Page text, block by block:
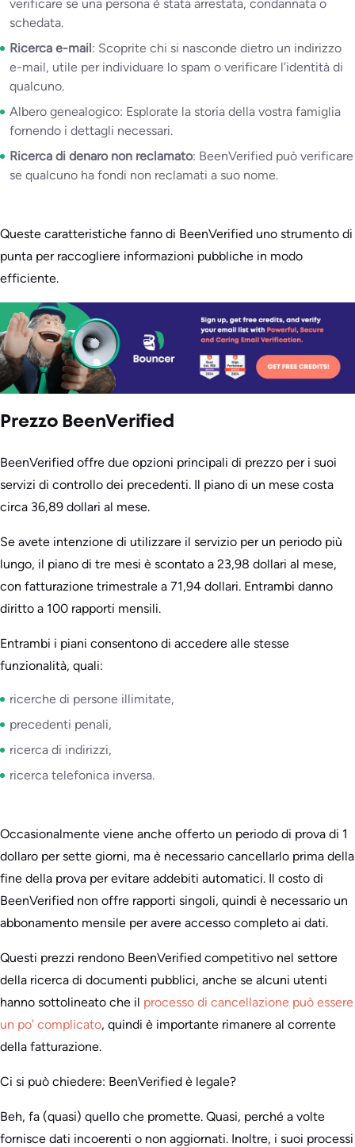
verificare se una persona è stata arrestata, condannata o
schedata.
Ricerca e-mail: Scoprite chi si nasconde dietro un indirizzo
e-mail, utile per individuare lo spam o verificare l’identità di
qualcuno.
Albero genealogico: Esplorate la storia della vostra famiglia
fornendo i dettagli necessari.
Ricerca di denaro non reclamato: BeenVerified può verificare
se qualcuno ha fondi non reclamati a suo nome.
Queste caratteristiche fanno di BeenVerified uno strumento di
punta per raccogliere informazioni pubbliche in modo
efficiente.
Prezzo BeenVerified
BeenVerified offre due opzioni principali di prezzo per i suoi
servizi di controllo dei precedenti. Il piano di un mese costa
circa 36,89 dollari al mese.
Se avete intenzione di utilizzare il servizio per un periodo più
lungo, il piano di tre mesi è scontato a 23,98 dollari al mese,
con fatturazione trimestrale a 71,94 dollari. Entrambi danno
diritto a 100 rapporti mensili.
Entrambi i piani consentono di accedere alle stesse
funzionalità, quali:
ricerche di persone illimitate,
precedenti penali,
ricerca di indirizzi,
ricerca telefonica inversa.
Occasionalmente viene anche offerto un periodo di prova di 1
dollaro per sette giorni, ma è necessario cancellarlo prima della
fine della prova per evitare addebiti automatici. Il costo di
BeenVerified non offre rapporti singoli, quindi è necessario un
abbonamento mensile per avere accesso completo ai dati.
Questi prezzi rendono BeenVerified competitivo nel settore
della ricerca di documenti pubblici, anche se alcuni utenti
hanno sottolineato che il processo di cancellazione può essere
un po’ complicato, quindi è importante rimanere al corrente
della fatturazione.
Ci si può chiedere: BeenVerified è legale?
Beh, fa (quasi) quello che promette. Quasi, perché a volte
fornisce dati incoerenti o non aggiornati. Inoltre, i suoi processi